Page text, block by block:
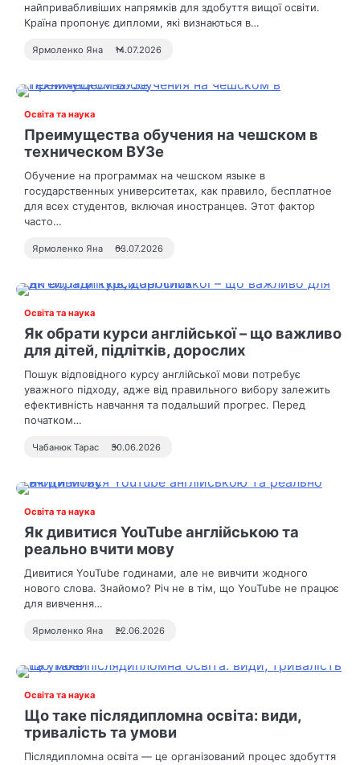
найпривабливіших напрямків для здобуття вищої освіти.
Країна пропонує дипломи, які визнаються в…
Ярмоленко Яна 14.07.2026
Освіта та наука
Преимущества обучения на чешском в
техническом ВУЗе
Обучение на программах на чешском языке в
государственных университетах, как правило, бесплатное
для всех студентов, включая иностранцев. Этот фактор
часто…
Ярмоленко Яна 03.07.2026
Освіта та наука
Як обрати курси англійської – що важливо
для дітей, підлітків, дорослих
Пошук відповідного курсу англійської мови потребує
уважного підходу, адже від правильного вибору залежить
ефективність навчання та подальший прогрес. Перед
початком…
Чабанюк Тарас 30.06.2026
Освіта та наука
Як дивитися YouTube англійською та
реально вчити мову
Дивитися YouTube годинами, але не вивчити жодного
нового слова. Знайомо? Річ не в тім, що YouTube не працює
для вивчення…
Ярмоленко Яна 22.06.2026
Освіта та наука
Що таке післядипломна освіта: види,
тривалість та умови
Післядипломна освіта — це організований процес здобуття